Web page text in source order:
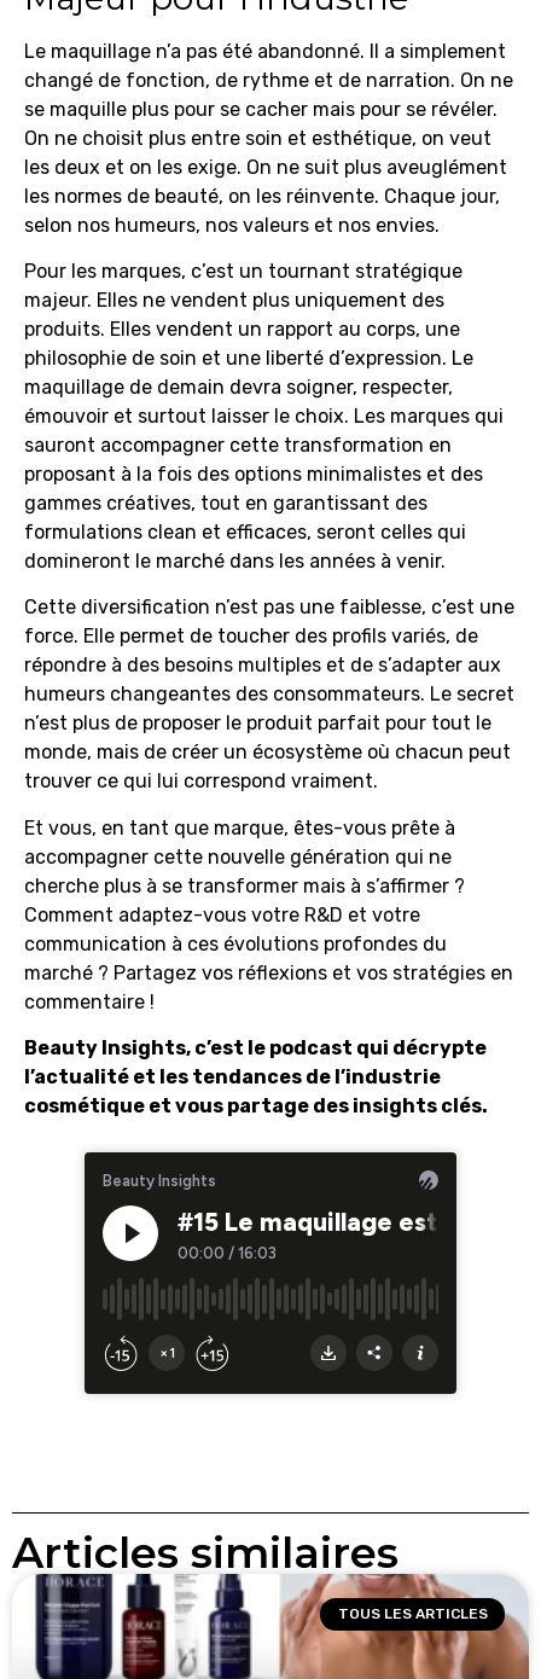
Le maquillage n’a pas été abandonné. Il a simplement
changé de fonction, de rythme et de narration. On ne
se maquille plus pour se cacher mais pour se révéler.
On ne choisit plus entre soin et esthétique, on veut
les deux et on les exige. On ne suit plus aveuglément
les normes de beauté, on les réinvente. Chaque jour,
selon nos humeurs, nos valeurs et nos envies.
Pour les marques, c’est un tournant stratégique
majeur. Elles ne vendent plus uniquement des
produits. Elles vendent un rapport au corps, une
philosophie de soin et une liberté d’expression. Le
maquillage de demain devra soigner, respecter,
émouvoir et surtout laisser le choix. Les marques qui
sauront accompagner cette transformation en
proposant à la fois des options minimalistes et des
gammes créatives, tout en garantissant des
formulations clean et efficaces, seront celles qui
domineront le marché dans les années à venir.
Cette diversification n’est pas une faiblesse, c’est une
force. Elle permet de toucher des profils variés, de
répondre à des besoins multiples et de s’adapter aux
humeurs changeantes des consommateurs. Le secret
n’est plus de proposer le produit parfait pour tout le
monde, mais de créer un écosystème où chacun peut
trouver ce qui lui correspond vraiment.
Et vous, en tant que marque, êtes-vous prête à
accompagner cette nouvelle génération qui ne
cherche plus à se transformer mais à s’affirmer ?
Comment adaptez-vous votre R&D et votre
communication à ces évolutions profondes du
marché ? Partagez vos réflexions et vos stratégies en
commentaire !
Beauty Insights, c’est le podcast qui décrypte
l’actualité et les tendances de l’industrie
cosmétique et vous partage des insights clés.
Articles similaires
TOUS LES ARTICLES